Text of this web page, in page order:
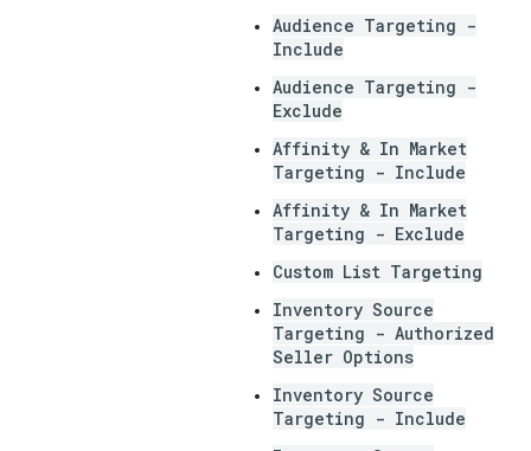
Audience Targeting -
Include
Audience Targeting -
Exclude
Affinity & In Market
Targeting - Include
Affinity & In Market
Targeting - Exclude
Custom List Targeting
Inventory Source
Targeting - Authorized
Seller Options
Inventory Source
Targeting - Include